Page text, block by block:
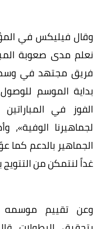
وقال فيليكس في
نعلم مدى صعوبة
فريق مجتهد في وسط
بداية الموسم
الفوز في
لجماهيرنا
الجماهير بالدعم كما
غداً لنتمكن من التتويج
وعن تقييم موسمه